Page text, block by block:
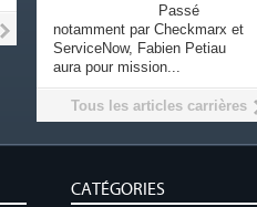
Passé
notamment par Checkmarx et
ServiceNow, Fabien Petiau
aura pour mission...
Tous les articles carrières
CATÉGORIES